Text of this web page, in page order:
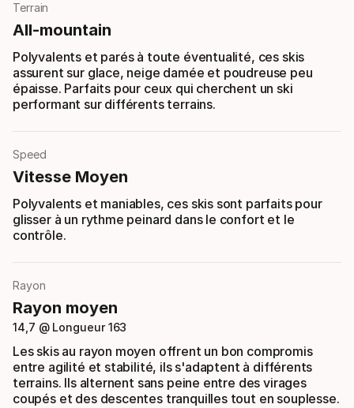
Terrain
All-mountain
Polyvalents et parés à toute éventualité, ces skis
assurent sur glace, neige damée et poudreuse peu
épaisse. Parfaits pour ceux qui cherchent un ski
performant sur différents terrains.
Speed
Vitesse Moyen
Polyvalents et maniables, ces skis sont parfaits pour
glisser à un rythme peinard dans le confort et le
contrôle.
Rayon
Rayon moyen
14,7 @ Longueur 163
Les skis au rayon moyen offrent un bon compromis
entre agilité et stabilité, ils s'adaptent à différents
terrains. Ils alternent sans peine entre des virages
coupés et des descentes tranquilles tout en souplesse.